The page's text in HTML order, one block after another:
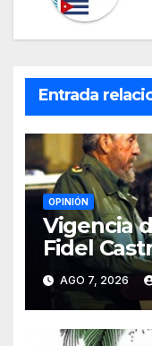
Entrada
OPINIÓN
Vigencia
Fidel
del
Por Jorge
AGO 7, 2026